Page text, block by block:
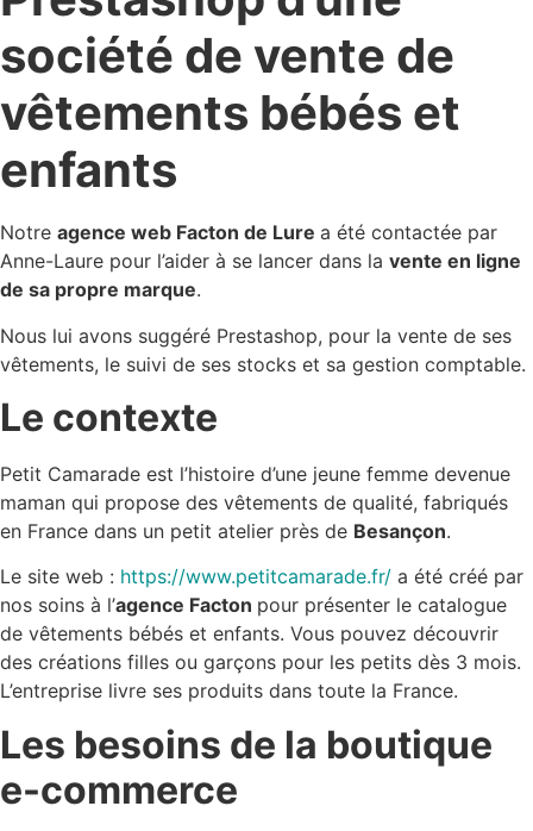
société de vente de
vêtements bébés et
enfants
Notre agence web Facton de Lure a été contactée par
Anne-Laure pour l’aider à se lancer dans la vente en ligne
de sa propre marque.
Nous lui avons suggéré Prestashop, pour la vente de ses
vêtements, le suivi de ses stocks et sa gestion comptable.
Le contexte
Petit Camarade est l’histoire d’une jeune femme devenue
maman qui propose des vêtements de qualité, fabriqués
en France dans un petit atelier près de Besançon.
Le site web : https://www.petitcamarade.fr/ a été créé par
nos soins à l’agence Facton pour présenter le catalogue
de vêtements bébés et enfants. Vous pouvez découvrir
des créations filles ou garçons pour les petits dès 3 mois.
L’entreprise livre ses produits dans toute la France.
Les besoins de la boutique
e-commerce